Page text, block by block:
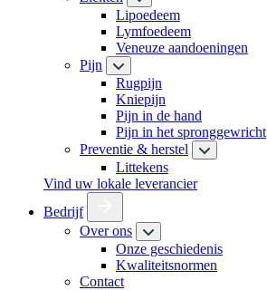
Lipoedeem
Lymfoedeem
Veneuze aandoeningen
Pijn
Rugpijn
Kniepijn
Pijn in de hand
Pijn in het spronggewricht
Preventie & herstel
Littekens
Vind uw lokale leverancier
Bedrijf
Over ons
Onze geschiedenis
Kwaliteitsnormen
Contact